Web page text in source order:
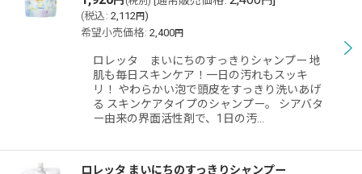
(税込 : 2,112円)
希望小売価格: 2,400円
ロレッタ まいにちのすっきりシャンプー 地
肌も毎日スキンケア！一日の汚れもスッキ
リ！ やわらかい泡で頭皮をすっきり洗いあげ
る スキンケアタイプのシャンプー。 シアバタ
ー由来の界面活性剤で、1日の汚…
ロレッタ まいにちのすっきりシャンプー